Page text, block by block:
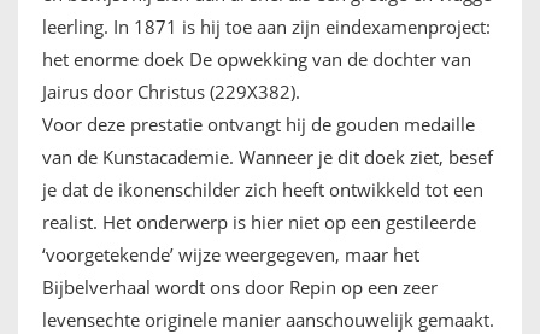
leerling. In 1871 is hij toe aan zijn eindexamenproject:
het enorme doek De opwekking van de dochter van
Jairus door Christus (229X382).
Voor deze prestatie ontvangt hij de gouden medaille
van de Kunstacademie. Wanneer je dit doek ziet, besef
je dat de ikonenschilder zich heeft ontwikkeld tot een
realist. Het onderwerp is hier niet op een gestileerde
‘voorgetekende’ wijze weergegeven, maar het
Bijbelverhaal wordt ons door Repin op een zeer
levensechte originele manier aanschouwelijk gemaakt.